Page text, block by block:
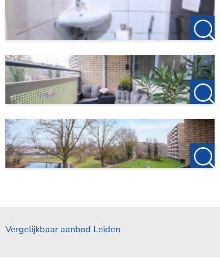
Vergelijkbaar aanbod Leiden